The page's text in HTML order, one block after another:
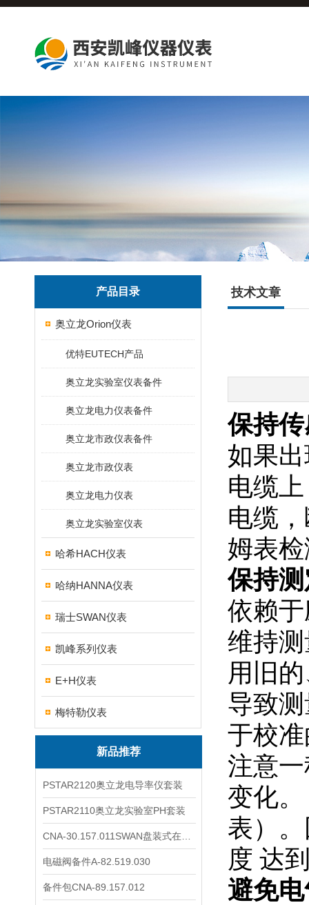
产品目录
奥立龙Orion仪表
优特EUTECH产品
奥立龙实验室仪表备件
奥立龙电力仪表备件
奥立龙市政仪表备件
奥立龙市政仪表
奥立龙电力仪表
奥立龙实验室仪表
哈希HACH仪表
哈纳HANNA仪表
瑞士SWAN仪表
凯峰系列仪表
E+H仪表
梅特勒仪表
新品推荐
PSTAR2120奥立龙电导率仪套装
PSTAR2110奥立龙实验室PH套装
电磁阀备件A-82.519.030
备件包CNA-89.157.012
技术文章
保持
如果
电缆
电缆
姆表
保持
依赖
维持
用旧
导致
于校
注意
变化
表）
度 达
避免